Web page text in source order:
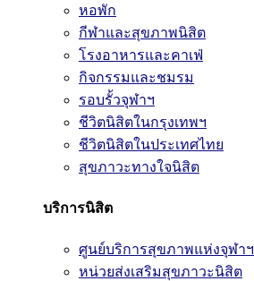
หอพัก
กีฬาและสุขภาพนิสิต
โรงอาหารและคาเฟ่
กิจกรรมและชมรม
รอบรั้วจุฬาฯ
ชีวิตนิสิตในกรุงเทพฯ
ชีวิตนิสิตในประเทศไทย
สุขภาวะทางใจนิสิต
บริการนิสิต
ศูนย์บริการสุขภาพแห่งจุฬาฯ
หน่วยส่งเสริมสุขภาวะนิสิต